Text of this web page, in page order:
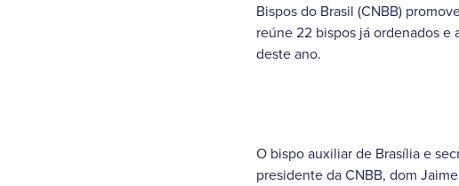
Bispos do Brasil (CNBB)
reúne 22 bispos já ordenados
deste ano.
O bispo auxiliar de Brasília e
presidente da CNBB, dom